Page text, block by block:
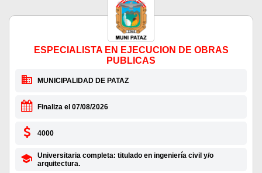
ESPECIALISTA EN EJECUCION DE OBRAS
PUBLICAS
MUNICIPALIDAD DE PATAZ
Finaliza el 07/08/2026
4000
Universitaria completa: titulado en ingeniería civil y/o
arquitectura.